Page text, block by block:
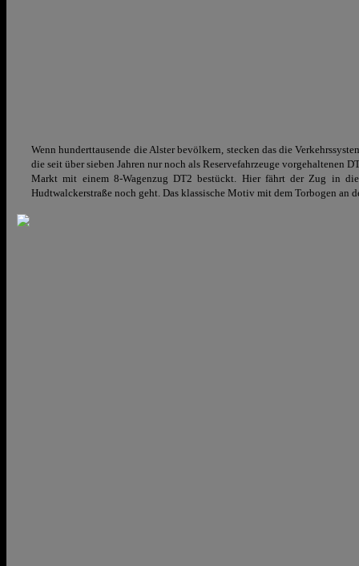
Wenn hunderttausende die Alster bevölkern, stecken das die
die seit über sieben Jahren nur noch als Reservefahrzeuge vorgehaltenen
Markt mit einem 8-Wagenzug DT2 bestückt. Hier fährt der Zug in
Hudtwalckerstraße noch geht. Das klassische Motiv mit dem Torbogen an